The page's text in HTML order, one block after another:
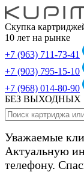
Скупка
10 лет на рынке
+7 (963) 711-73-41
+7 (903) 795-15-10
+7 (968) 014-80-90
БЕЗ ВЫХОДНЫХ
Уважаемые
Актуальную
телефону.